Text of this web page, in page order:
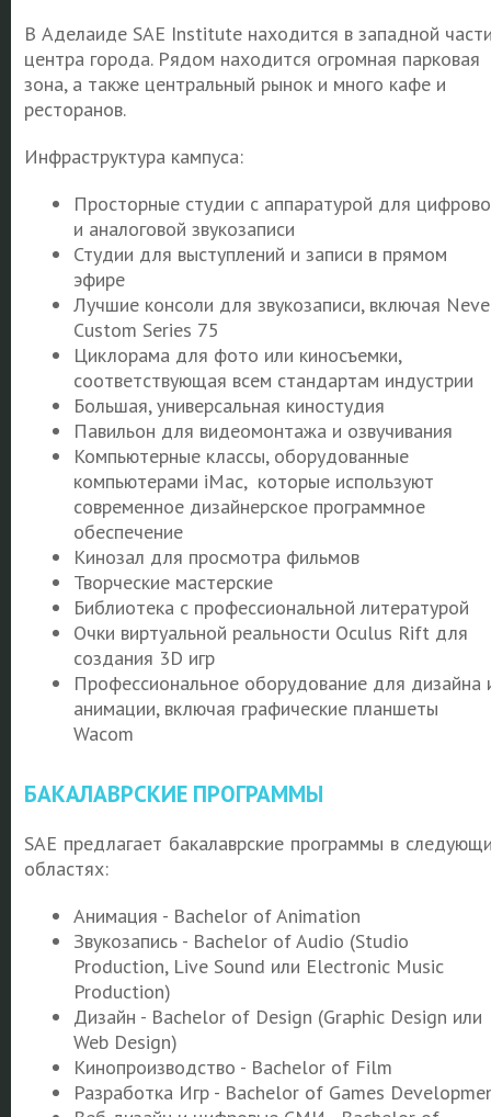
В Аделаиде SAE Institute находится в западной
центра города. Рядом находится огромная парковая
зона, а также центральный рынок и много кафе и
ресторанов.
Инфраструктура кампуса:
Просторные студии с аппаратурой для
и аналоговой звукозаписи
Студии для выступлений и записи в прямом
эфире
Лучшие консоли для звукозаписи, включая Neve
Custom Series 75
Циклорама для фото или киносъемки,
соответствующая всем стандартам индустрии
Большая, универсальная киностудия
Павильон для видеомонтажа и озвучивания
Компьютерные классы, оборудованные
компьютерами iMac, которые используют
современное дизайнерское программное
обеспечение
Кинозал для просмотра фильмов
Творческие мастерские
Библиотека с профессиональной литературой
Очки виртуальной реальности Oculus Rift для
создания 3D игр
Профессиональное оборудование для дизайна
анимации, включая графические планшеты
Wacom
БАКАЛАВРСКИЕ ПРОГРАММЫ
SAE предлагает бакалаврские программы в
областях:
Анимация - Bachelor of Animation
Звукозапись - Bachelor of Audio (Studio
Production, Live Sound или Electronic Music
Production)
Дизайн - Bachelor of Design (Graphic Design или
Web Design)
Кинопроизводство - Bachelor of Film
Разработка Игр - Bachelor of Games